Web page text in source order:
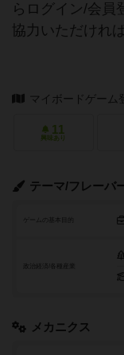
らログイン/会員
協力いただけれ
マイボードゲーム
11
興味あり
テーマ/フレーバ
ゲームの基本目的
政治経済/各種産業
メカニクス